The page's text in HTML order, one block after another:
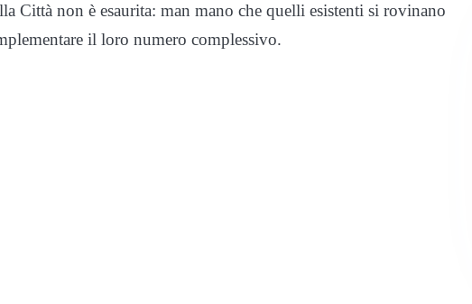
Città non è esaurita: man mano che quelli esistenti si rovinano
il loro numero complessivo.